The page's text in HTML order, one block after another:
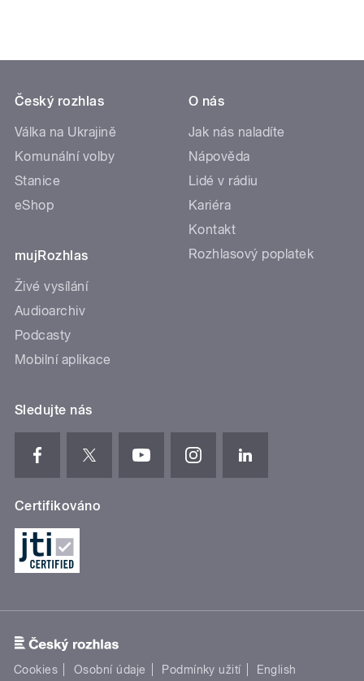
Český rozhlas
Válka na Ukrajině
Komunální volby
Stanice
eShop
mujRozhlas
Živé vysílání
Audioarchiv
Podcasty
Mobilní aplikace
O nás
Jak nás naladíte
Nápověda
Lidé v rádiu
Kariéra
Kontakt
Rozhlasový poplatek
Sledujte nás
Certifikováno
Cookies Osobní údaje Podmínky užití English